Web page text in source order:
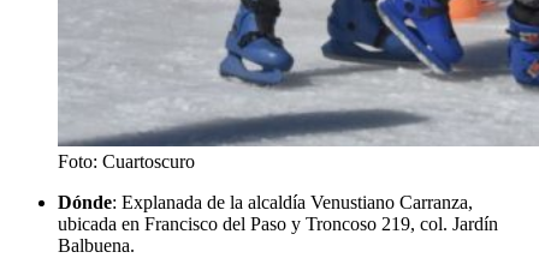
Foto: Cuartoscuro
Dónde: Explanada de la alcaldía Venustiano Carranza,
ubicada en Francisco del Paso y Troncoso 219, col. Jardín
Balbuena.